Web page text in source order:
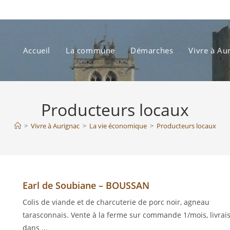
Accueil La commune Démarches Vivre à
Producteurs locaux
> Vivre à Aurignac > La vie économique > Producteurs locaux
Earl de Soubiane – BOUSSAN
Colis de viande et de charcuterie de porc noir, agneau
tarasconnais. Vente à la ferme sur commande 1/mois,
dans ...